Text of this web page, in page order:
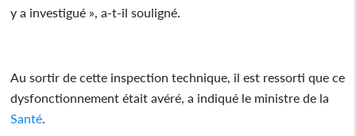
y a investigué », a-t-il souligné.
Au sortir de cette inspection technique, il est ressorti que ce
dysfonctionnement était avéré, a indiqué le ministre de la
Santé